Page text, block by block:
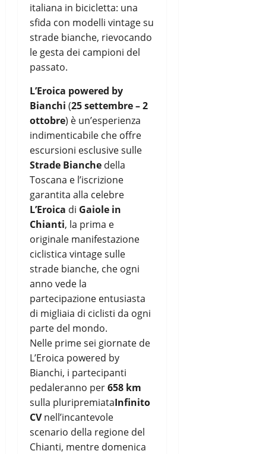
italiana in bicicletta: una
sfida con modelli vintage su
strade bianche, rievocando
le gesta dei campioni del
passato.
L’Eroica powered by
Bianchi (25 settembre – 2
ottobre) è un’esperienza
indimenticabile che offre
escursioni esclusive sulle
Strade Bianche della
Toscana e l’iscrizione
garantita alla celebre
L’Eroica di Gaiole in
Chianti, la prima e
originale manifestazione
ciclistica vintage sulle
strade bianche, che ogni
anno vede la
partecipazione entusiasta
di migliaia di ciclisti da ogni
parte del mondo.
Nelle prime sei giornate de
L’Eroica powered by
Bianchi, i partecipanti
pedaleranno per658 km
sulla pluripremiataInfinito
CVnell’incantevole
scenario della regione del
Chianti, mentre domenica